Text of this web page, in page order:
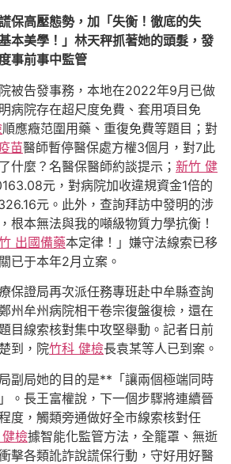
保高壓態勢，加「失衡！徹底的失
本美學！」林天秤抓著她的頭髮，發
事前事中監管
被告發事務，本地在2022年9月已做
病院存在超尺度免費、套用項目免
順應癥范圍用藥、重復免費等題目；對
苗醫師暫停醫保處方權3個月，對7此
什麼？名醫保醫師約談提示； 新竹 健
元，對病院加收違規資金1倍的
元。此外，查詢拜訪中發明的涉
根本無法與我的噸級物質力學抗衡！
出國備藥本定律！」嫌守法線索已移
已于本年2月立案。
保證局再次派任務專班赴中牟縣查詢
州牟州病院相干卷宗復盤復檢，還在
目線索核對集中攻堅舉動。記者日前
到，院竹科 健檢長袁某等人已到案。
副局她的目的是**「讓兩個極端同時
。長王富權說，下一個步驟將連續晉
度，觸類旁通做好全市線索核對任
檢據智能化監管方法，全籠罩、無逝
擊各類訛詐說謊保行動，守好用好醫